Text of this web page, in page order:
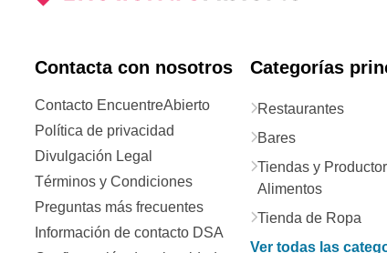
Contacta con nosotros
Contacto EncuentreAbierto
Política de privacidad
Divulgación Legal
Términos y Condiciones
Preguntas más frecuentes
Información de contacto DSA
Categorías
Restaurantes
Bares
Tiendas y
Alimentos
Tienda de Ropa
Ver todas las